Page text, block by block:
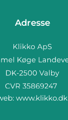
Adresse
www.klikko.dk